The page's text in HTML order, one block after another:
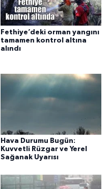
Fethiye’deki orman yangını
tamamen kontrol altına
alındı
Hava Durumu Bugün:
Kuvvetli Rüzgar ve Yerel
Sağanak Uyarısı